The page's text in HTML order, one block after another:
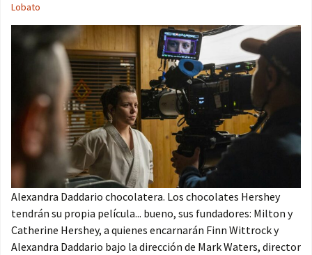
Lobato
Alexandra Daddario chocolatera. Los chocolates Hershey
tendrán su propia película... bueno, sus fundadores: Milton y
Catherine Hershey, a quienes encarnarán Finn Wittrock y
Alexandra Daddario bajo la dirección de Mark Waters, director